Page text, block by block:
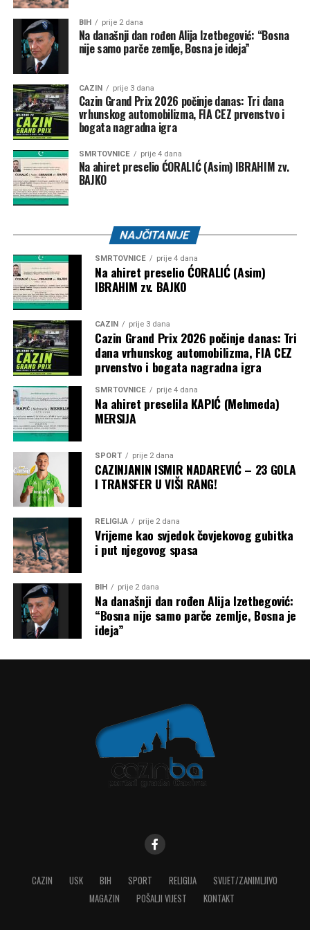
Mail
BIH prije 2 dana
Na današnji dan rođen Alija Izetbegović: “Bosna
nije samo parče zemlje, Bosna je ideja”
CAZIN prije 3 dana
Cazin Grand Prix 2026 počinje danas: Tri dana
vrhunskog automobilizma, FIA CEZ prvenstvo i
bogata nagradna igra
SMRTOVNICE prije 4 dana
Na ahiret preselio ĆORALIĆ (Asim) IBRAHIM zv.
BAJKO
NAJČITANIJE
SMRTOVNICE prije 4 dana
Na ahiret preselio ĆORALIĆ (Asim)
IBRAHIM zv. BAJKO
CAZIN prije 3 dana
Cazin Grand Prix 2026 počinje danas: Tri
dana vrhunskog automobilizma, FIA CEZ
prvenstvo i bogata nagradna igra
SMRTOVNICE prije 4 dana
Na ahiret preselila KAPIĆ (Mehmeda)
MERSIJA
SPORT prije 2 dana
CAZINJANIN ISMIR NADAREVIĆ – 23 GOLA
I TRANSFER U VIŠI RANG!
RELIGIJA prije 2 dana
Vrijeme kao svjedok čovjekovog gubitka
i put njegovog spasa
BIH prije 2 dana
Na današnji dan rođen Alija Izetbegović:
“Bosna nije samo parče zemlje, Bosna je
ideja”
CAZIN USK BIH SPORT RELIGIJA
SVIJET/ZANIMLJIVO
MAGAZIN
POŠALJI VIJEST KONTAKT